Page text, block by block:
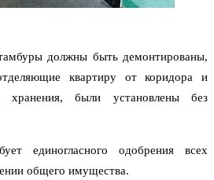
должны быть демонтированы,
квартиру от коридора и
были установлены без
единогласного одобрения всех
общего имущества.